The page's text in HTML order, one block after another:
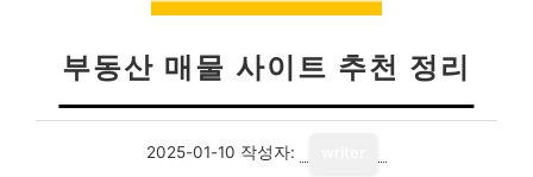
부동산 매물 사이트 추천 정리
2025-01-10 작성자: